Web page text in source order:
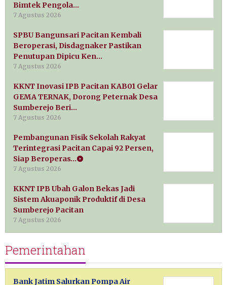
Bimtek Pengola…
7 Agustus 2026
SPBU Bangunsari Pacitan Kembali
Beroperasi, Disdagnaker Pastikan
Penutupan Dipicu Ken…
7 Agustus 2026
KKNT Inovasi IPB Pacitan KAB01 Gelar
GEMA TERNAK, Dorong Peternak Desa
Sumberejo Beri…
7 Agustus 2026
Pembangunan Fisik Sekolah Rakyat
Terintegrasi Pacitan Capai 92 Persen,
Siap Beroperas…
7 Agustus 2026
KKNT IPB Ubah Galon Bekas Jadi
Sistem Akuaponik Produktif di Desa
Sumberejo Pacitan
7 Agustus 2026
Pemerintahan
Bank Jatim Salurkan Pompa Air